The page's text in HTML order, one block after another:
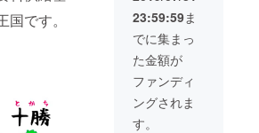
です。
）コレ
ナンデ
商店
街』の
入り口
に、ア
イコン
となる
とを、
想いで
紡ぐ、
一本の
糸にな
ります
よう
*********
*********
********
「大自
然を自
由に駆
け巡る
豚から
23:59:59ま
でに集まっ
た金額が
ファンディ
ングされま
す。